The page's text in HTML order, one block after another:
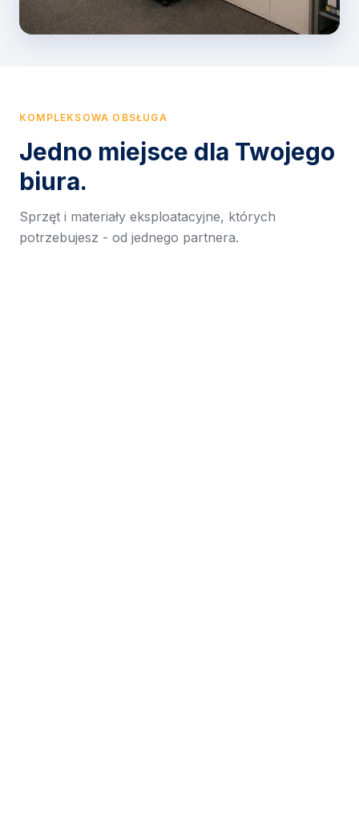
KOMPLEKSOWA OBSŁUGA
Jedno miejsce dla Twojego
biura.
Sprzęt i materiały eksploatacyjne, których
potrzebujesz - od jednego partnera.